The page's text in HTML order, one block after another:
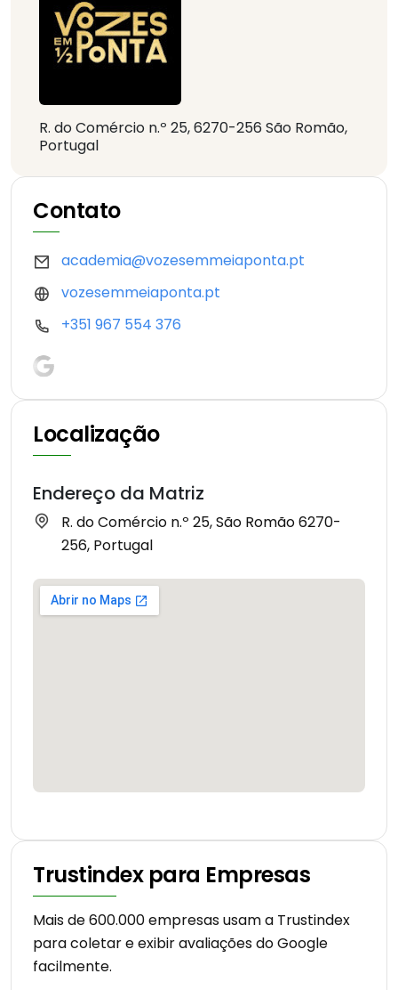
R. do Comércio n.º 25, 6270-256 São Romão,
Portugal
Contato
academia@vozesemmeiaponta.pt
vozesemmeiaponta.pt
+351 967 554 376
Localização
Endereço da Matriz
R. do Comércio n.º 25, São Romão 6270-
256, Portugal
Trustindex para Empresas
Mais de 600.000 empresas usam a Trustindex
para coletar e exibir avaliações do Google
facilmente.